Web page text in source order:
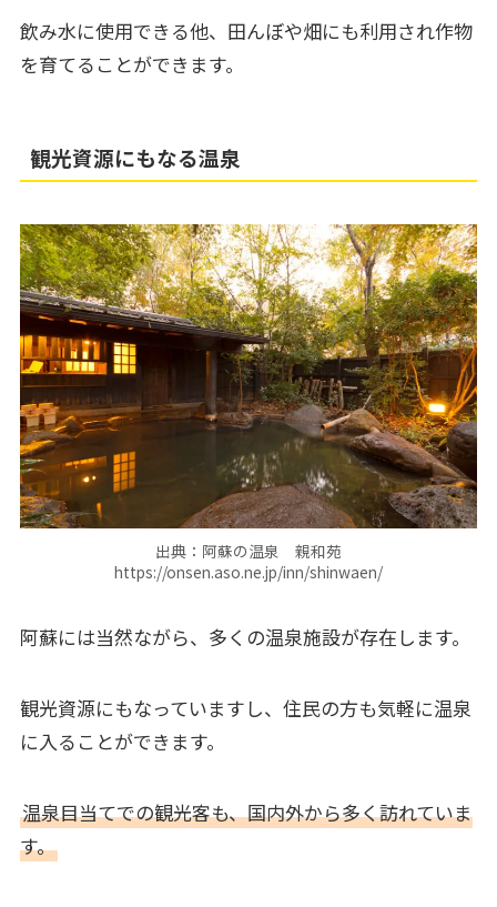
飲み水に使用できる他、田んぼや畑にも利用され作物
を育てることができます。
観光資源にもなる温泉
出典：阿蘇の温泉 親和苑
https://onsen.aso.ne.jp/inn/shinwaen/
阿蘇には当然ながら、多くの温泉施設が存在します。
観光資源にもなっていますし、住民の方も気軽に温泉
に入ることができます。
温泉目当てでの観光客も、国内外から多く訪れていま
す。